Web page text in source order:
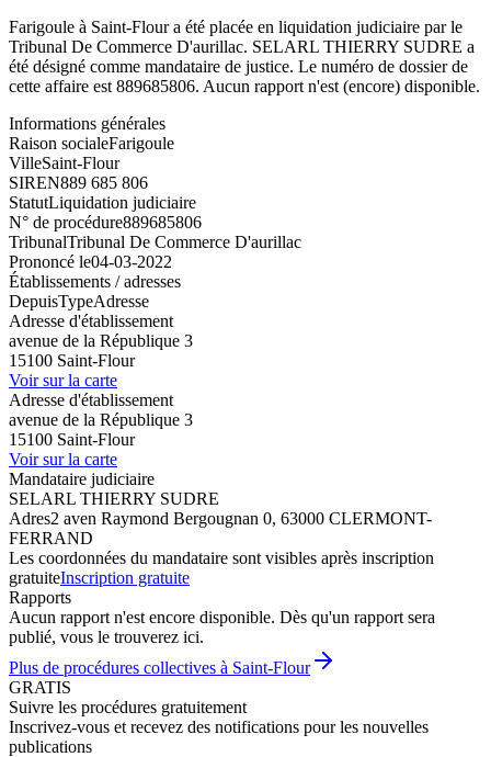
Farigoule à Saint-Flour a été placée en liquidation judiciaire par le
Tribunal De Commerce D'aurillac. SELARL THIERRY SUDRE a
été désigné comme mandataire de justice. Le numéro de dossier de
cette affaire est 889685806. Aucun rapport n'est (encore) disponible.
Informations générales
Raison socialeFarigoule
VilleSaint-Flour
SIREN889 685 806
StatutLiquidation judiciaire
N° de procédure889685806
TribunalTribunal De Commerce D'aurillac
Prononcé le04-03-2022
Établissements / adresses
DepuisTypeAdresse
Adresse d'établissement
avenue de la République 3
15100 Saint-Flour
Voir sur la carte
Adresse d'établissement
avenue de la République 3
15100 Saint-Flour
Voir sur la carte
Mandataire judiciaire
SELARL THIERRY SUDRE
Adres2 aven Raymond Bergougnan 0, 63000 CLERMONT-
FERRAND
Les coordonnées du mandataire sont visibles après inscription
gratuiteInscription gratuite
Rapports
Aucun rapport n'est encore disponible. Dès qu'un rapport sera
publié, vous le trouverez ici.
Plus de procédures collectives à Saint-Flour
GRATIS
Suivre les procédures gratuitement
Inscrivez-vous et recevez des notifications pour les nouvelles
publications